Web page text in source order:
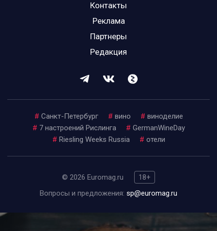
Контакты
Реклама
Партнеры
Редакция
# Санкт-Петербург # вино # виноделие
# 7 настроений Рислинга # GermanWineDay
# Riesling Weeks Russia # отели
© 2026 Euromag.ru
18+
Вопросы и предложения: sp@euromag.ru